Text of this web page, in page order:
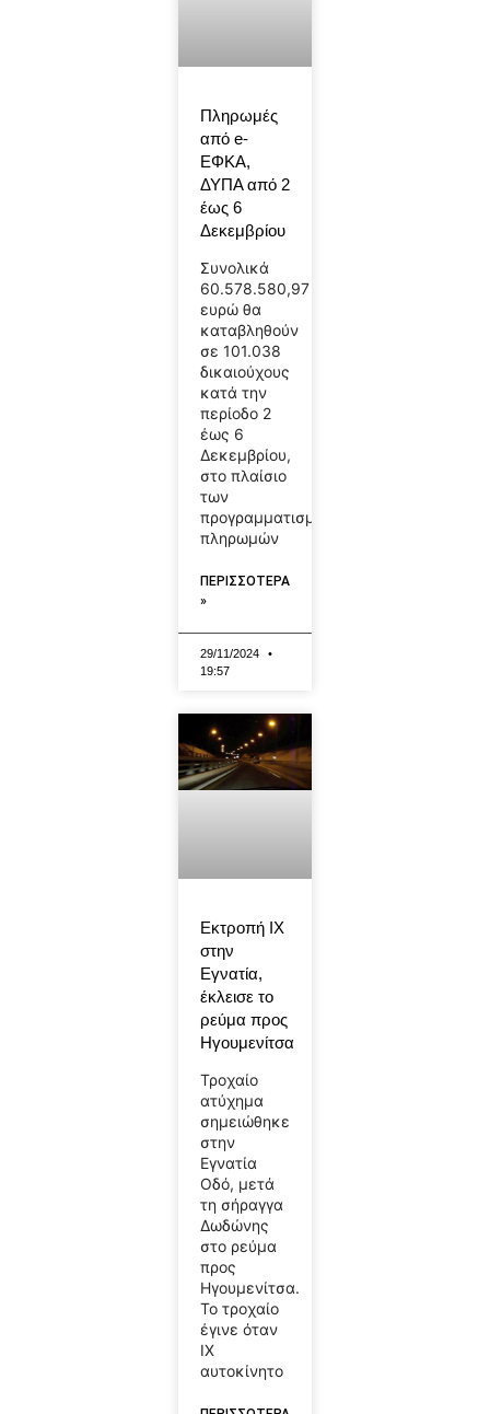
Πληρωμές
από e-
ΕΦΚΑ,
ΔΥΠΑ από 2
έως 6
Δεκεμβρίου
Συνολικά
60.578.580,97
ευρώ θα
καταβληθούν
σε 101.038
δικαιούχους
κατά την
περίοδο 2
έως 6
Δεκεμβρίου,
στο πλαίσιο
των
προγραμματισμένων
πληρωμών
ΠΕΡΙΣΣΟΤΕΡΑ
»
29/11/2024
19:57
Εκτροπή ΙΧ
στην
Εγνατία,
έκλεισε το
ρεύμα προς
Ηγουμενίτσα
Τροχαίο
ατύχημα
σημειώθηκε
στην
Εγνατία
Οδό, μετά
τη σήραγγα
Δωδώνης
στο ρεύμα
προς
Ηγουμενίτσα.
Το τροχαίο
έγινε όταν
ΙΧ
αυτοκίνητο